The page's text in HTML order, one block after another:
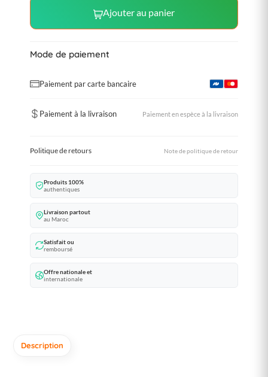
Ajouter au panier
Mode de paiement
Paiement par carte bancaire
Paiement à la livraison Paiement en espèce à la livraison
Politique de retours Note de politique de retour
Produits 100%
authentiques
Livraison partout
au Maroc
Satisfait ou
remboursé
Offre nationale et
internationale
Description